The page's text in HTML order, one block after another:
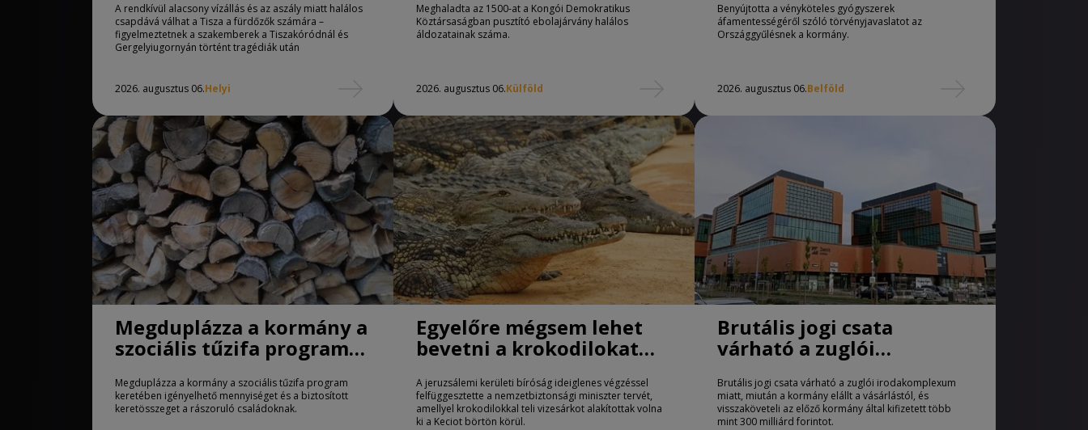
A rendkívül alacsony vízállás és az aszály miatt halálos
csapdává válhat a Tisza a fürdőzők számára –
figyelmeztetnek a szakemberek a Tiszakóródnál és
Gergelyiugornyán történt tragédiák után
2026. augusztus 06.Helyi
Meghaladta az 1500-at a Kongói Demokratikus
Köztársaságban pusztító ebolajárvány halálos
áldozatainak száma.
2026. augusztus 06.Külföld
áfamentességéről szóló
törvényjavaslat
Benyújtotta a vényköteles gyógyszerek
áfamentességéről szóló törvényjavaslatot az
Országgyűlésnek a kormány.
2026. augusztus 06.Belföld
Megduplázza a kormány a
szociális tűzifa program
keretében igényelhető
mennyiséget
Megduplázza a kormány a szociális tűzifa program
keretében igényelhető mennyiséget és a biztosított
keretösszeget a rászoruló családoknak.
Egyelőre mégsem lehet
bevetni a krokodilokat
A jeruzsálemi kerületi bíróság ideiglenes végzéssel
felfüggesztette a nemzetbiztonsági miniszter tervét,
amellyel krokodilokkal teli vizesárkot alakítottak volna
ki a Keciot börtön körül.
Brutális jogi csata
várható a zuglói
irodakomplexum miatt
Brutális jogi csata várható a zuglói irodakomplexum
miatt, miután a kormány elállt a vásárlástól, és
visszaköveteli az előző kormány által kifizetett több
mint 300 milliárd forintot.